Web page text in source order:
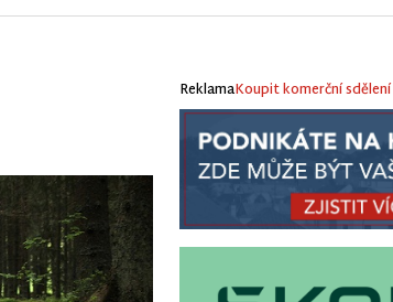
ReklamaKoupit komerční sdělení